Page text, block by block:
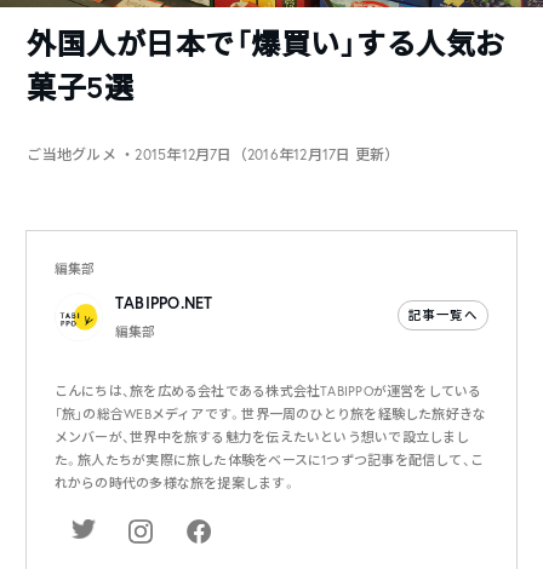
外国人が日本で「爆買い」する人気お
菓子5選
ご当地グルメ ・2015年12月7日（2016年12月17日 更新）
編集部
TABIPPO.NET
編集部
記事一覧へ
こんにちは、旅を広める会社である株式会社TABIPPOが運営をしている
「旅」の総合WEBメディアです。世界一周のひとり旅を経験した旅好きな
メンバーが、世界中を旅する魅力を伝えたいという想いで設立しまし
た。旅人たちが実際に旅した体験をベースに1つずつ記事を配信して、こ
れからの時代の多様な旅を提案します。